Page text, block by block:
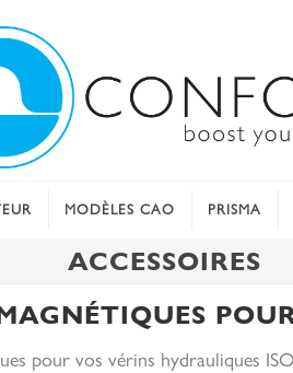
MODÈLES CAO PRISMA
ACCESSOIRES
pour vos vérins hydrauliques